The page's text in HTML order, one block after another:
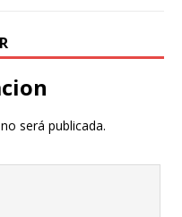
será publicada.